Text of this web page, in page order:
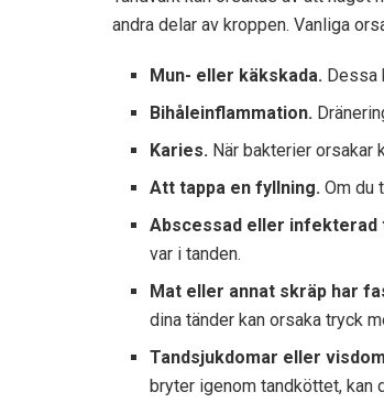
andra delar av kroppen. Vanliga
Mun- eller käkskada. Dessa
Bihåleinflammation.
Karies. När bakterier orsakar
Att tappa en fyllning. Om du
Abscessad eller infekterad
var i tanden.
Mat eller annat skräp har
dina tänder kan orsaka tryck
Tandsjukdomar eller
bryter igenom tandköttet, kan